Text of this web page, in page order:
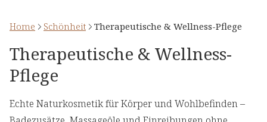
Home Schönheit Therapeutische & Wellness-Pflege
Therapeutische & Wellness-
Pflege
Echte Naturkosmetik für Körper und Wohlbefinden –